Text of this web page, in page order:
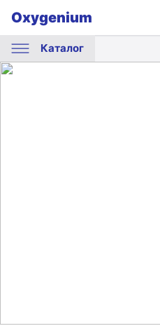
Oxygenium
Каталог